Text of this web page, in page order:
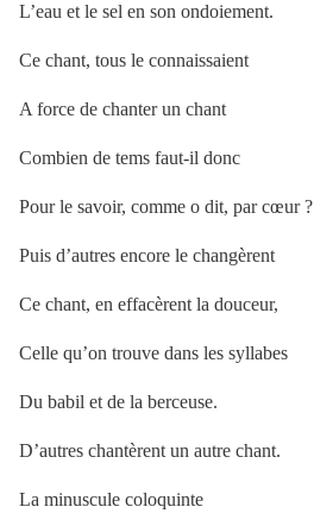
L’eau et le sel en son ondoiement.
Ce chant, tous le connaissaient
A force de chanter un chant
Combien de tems faut-il donc
Pour le savoir, comme o dit, par cœur ?
Puis d’autres encore le changèrent
Ce chant, en effacèrent la douceur,
Celle qu’on trouve dans les syllabes
Du babil et de la berceuse.
D’autres chantèrent un autre chant.
La minuscule coloquinte